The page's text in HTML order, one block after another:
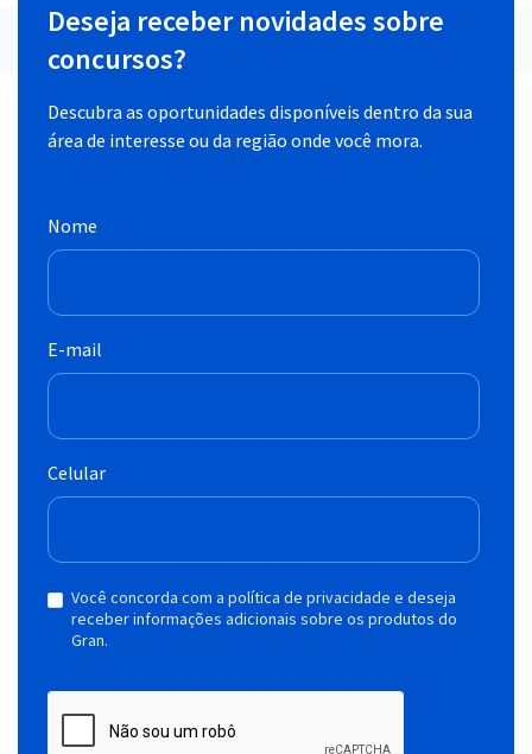
Deseja receber novidades sobre
concursos?
Descubra as oportunidades disponíveis dentro da sua
área de interesse ou da região onde você mora.
Nome
E-mail
Celular
Você concorda com a política de privacidade e deseja
receber informações adicionais sobre os produtos do
Gran.